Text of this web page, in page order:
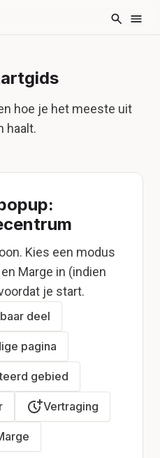
hoe je het meeste uit
haalt.
Kies een modus
Marge in (indien
je start.
deel
pagina
gebied
Vertraging